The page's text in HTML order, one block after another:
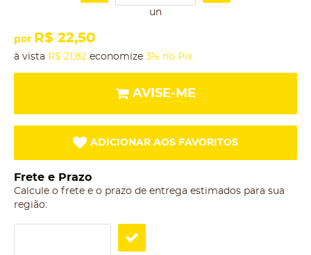
un
por R$ 22,50
à vista R$ 21,82 economize 3% no Pix
AVISE-ME
ADICIONAR AOS FAVORITOS
Frete e Prazo
Calcule o frete e o prazo de entrega estimados para sua
região: